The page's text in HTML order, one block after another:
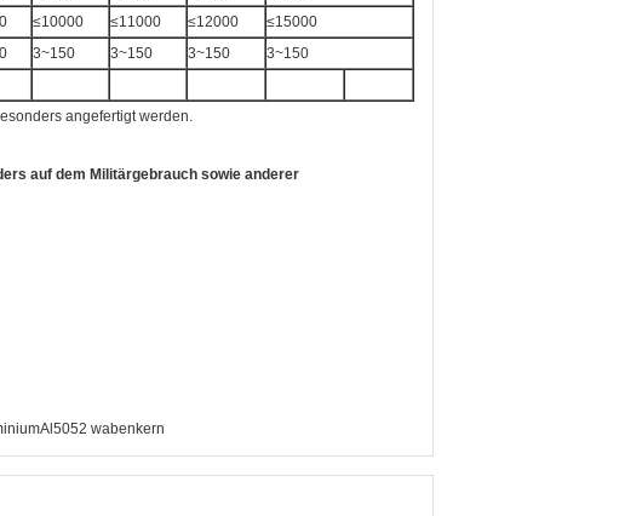
≤10000 ≤11000 ≤12000
≤15000
3~150 3~150 3~150 3~150
angefertigt werden.
auf dem Militärgebrauch sowie anderer
wabenkern